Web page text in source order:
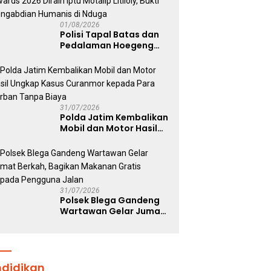
01/08/2026
Polisi Tapal Batas dan
Pedalaman Hoegeng
Motalip Litiloly, Bukti
Pengabdian Humanis di
Nduga
31/07/2026
Polda Jatim Kembalikan
Mobil dan Motor Hasil
Curanmor kepada Para
Korban Tanpa Biaya
31/07/2026
Polsek Blega Gandeng
Wartawan Gelar Jumat